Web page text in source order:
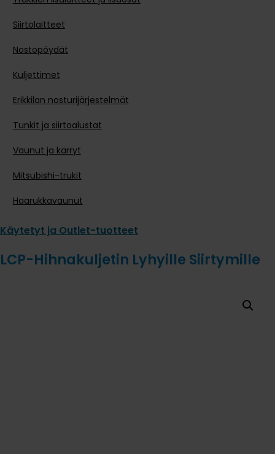
Siirtolaitteet
Nostopöydät
Kuljettimet
Erikkilan nosturijärjestelmät
Tunkit ja siirtoalustat
Vaunut ja kärryt
Mitsubishi-trukit
Haarukkavaunut
Käytetyt ja Outlet-tuotteet
LCP-Hihnakuljetin Lyhyille Siirtymille